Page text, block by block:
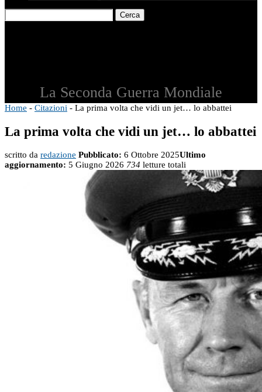
Cerca
La Seconda Guerra Mondiale
Home - Citazioni - La prima volta che vidi un jet… lo abbattei
La prima volta che vidi un jet… lo abbattei
scritto da redazione Pubblicato: 6 Ottobre 2025Ultimo
aggiornamento: 5 Giugno 2026 734 letture totali